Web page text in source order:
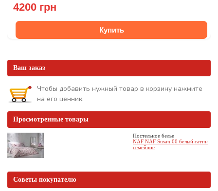
4200 грн
Купить
Ваш заказ
Чтобы добавить нужный товар в корзину нажмите
на его ценник.
Просмотренные товары
Постельное белье
NAF NAF Susan 00 белый сатин
семейное
Советы покупателю